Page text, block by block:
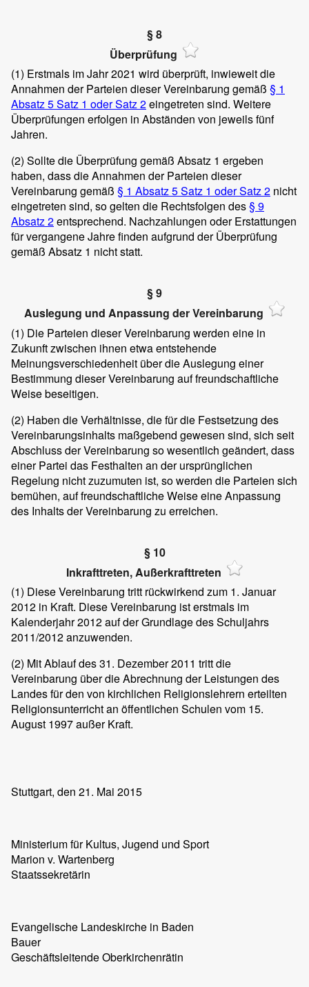
§ 8
Überprüfung
(1) Erstmals im Jahr 2021 wird überprüft, inwieweit die
Annahmen der Parteien dieser Vereinbarung gemäß § 1
Absatz 5 Satz 1 oder Satz 2eingetreten sind. Weitere
Überprüfungen erfolgen in Abständen von jeweils fünf
Jahren.
(2) Sollte die Überprüfung gemäß Absatz 1 ergeben
haben, dass die Annahmen der Parteien dieser
Vereinbarung gemäß § 1 Absatz 5 Satz 1 oder Satz 2 nicht
eingetreten sind, so gelten die Rechtsfolgen des§ 9
Absatz 2entsprechend. Nachzahlungen oder Erstattungen
für vergangene Jahre finden aufgrund der Überprüfung
gemäß Absatz 1 nicht statt.
§ 9
Auslegung und Anpassung der Vereinbarung
(1) Die Parteien dieser Vereinbarung werden eine in
Zukunft zwischen ihnen etwa entstehende
Meinungsverschiedenheit über die Auslegung einer
Bestimmung dieser Vereinbarung auf freundschaftliche
Weise beseitigen.
(2) Haben die Verhältnisse, die für die Festsetzung des
Vereinbarungsinhalts maßgebend gewesen sind, sich seit
Abschluss der Vereinbarung so wesentlich geändert, dass
einer Partei das Festhalten an der ursprünglichen
Regelung nicht zuzumuten ist, so werden die Parteien sich
bemühen, auf freundschaftliche Weise eine Anpassung
des Inhalts der Vereinbarung zu erreichen.
§ 10
Inkrafttreten, Außerkrafttreten
(1) Diese Vereinbarung tritt rückwirkend zum 1. Januar
2012 in Kraft. Diese Vereinbarung ist erstmals im
Kalenderjahr 2012 auf der Grundlage des Schuljahrs
2011/2012 anzuwenden.
(2) Mit Ablauf des 31. Dezember 2011 tritt die
Vereinbarung über die Abrechnung der Leistungen des
Landes für den von kirchlichen Religionslehrern erteilten
Religionsunterricht an öffentlichen Schulen vom 15.
August 1997 außer Kraft.
Stuttgart, den 21. Mai 2015
Ministerium für Kultus, Jugend und Sport
Marion v. Wartenberg
Staatssekretärin
Evangelische Landeskirche in Baden
Bauer
Geschäftsleitende Oberkirchenrätin